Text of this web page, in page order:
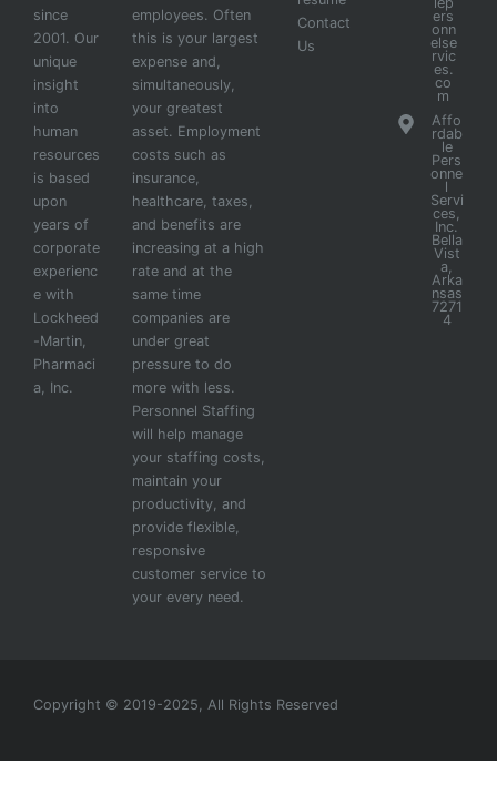
since
2001. Our
unique
insight
into
human
resources
is based
upon
years of
corporate
experienc
e with
Lockheed
-Martin,
Pharmaci
a, Inc.
employees. Often
this is your largest
expense and,
simultaneously,
your greatest
asset. Employment
costs such as
insurance,
healthcare, taxes,
and benefits are
increasing at a high
rate and at the
same time
companies are
under great
pressure to do
more with less.
Personnel Staffing
will help manage
your staffing costs,
maintain your
productivity, and
provide flexible,
responsive
customer service to
your every need.
Contact
Us
ers
onn
else
rvic
es.
co
m
Affo
rdab
le
Pers
onne
l
Servi
ces,
Inc.
Bella
Vist
a,
Arka
nsas
7271
4
Copyright © 2019-2025, All Rights Reserved